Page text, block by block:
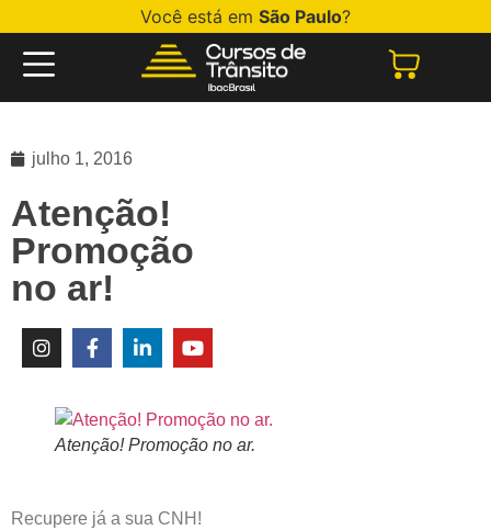
Você está em São Paulo?
julho 1, 2016
Atenção!
Promoção
no ar!
Atenção! Promoção no ar.
Recupere já a sua CNH!